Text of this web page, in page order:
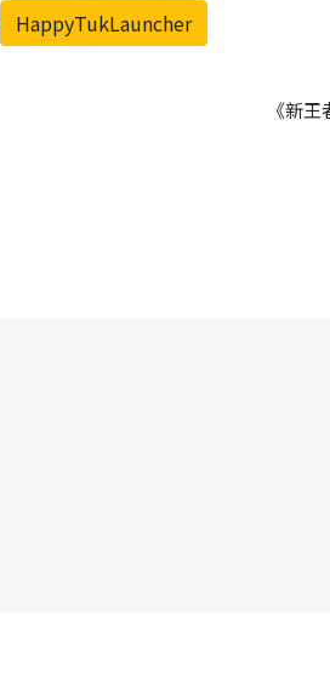
HappyTukLauncher
《新